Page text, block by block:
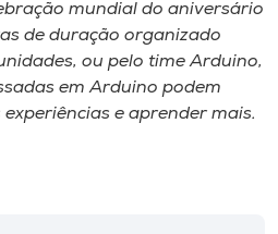
mundial do aniversário
de duração organizado
ou pelo time Arduino,
em Arduino podem
e aprender mais.